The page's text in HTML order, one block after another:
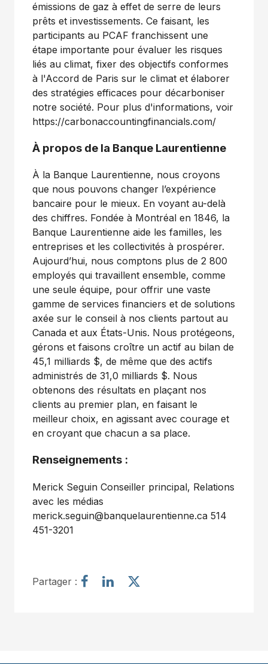
émissions de gaz à effet de serre de leurs
prêts et investissements. Ce faisant, les
participants au PCAF franchissent une
étape importante pour évaluer les risques
liés au climat, fixer des objectifs conformes
à l'Accord de Paris sur le climat et élaborer
des stratégies efficaces pour décarboniser
notre société. Pour plus d'informations, voir
https://carbonaccountingfinancials.com/
À propos de la Banque Laurentienne
À la Banque Laurentienne, nous croyons
que nous pouvons changer l’expérience
bancaire pour le mieux. En voyant au-delà
des chiffres. Fondée à Montréal en 1846, la
Banque Laurentienne aide les familles, les
entreprises et les collectivités à prospérer.
Aujourd’hui, nous comptons plus de 2 800
employés qui travaillent ensemble, comme
une seule équipe, pour offrir une vaste
gamme de services financiers et de solutions
axée sur le conseil à nos clients partout au
Canada et aux États-Unis. Nous protégeons,
gérons et faisons croître un actif au bilan de
45,1 milliards $, de même que des actifs
administrés de 31,0 milliards $. Nous
obtenons des résultats en plaçant nos
clients au premier plan, en faisant le
meilleur choix, en agissant avec courage et
en croyant que chacun a sa place.
Renseignements :
Merick Seguin Conseiller principal, Relations
avec les médias
merick.seguin@banquelaurentienne.ca 514
451-3201
Partager :
e
P
e
e